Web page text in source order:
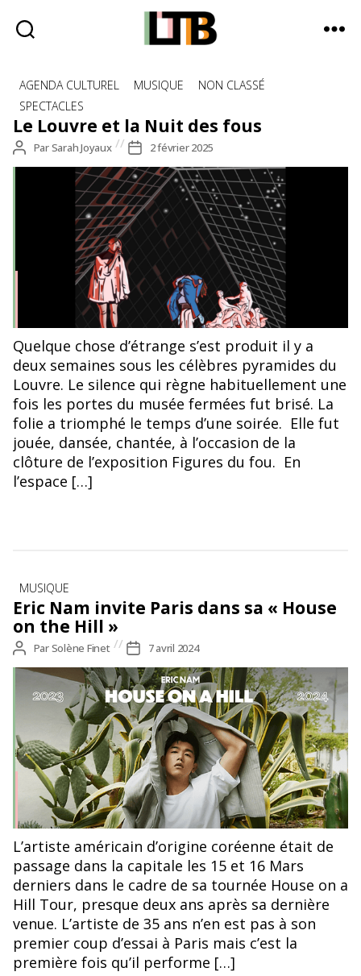
Tote
-
Média
d'information
quotidienne
Catégories
AGENDA CULTUREL MUSIQUE
NON CLASSÉ
SPECTACLES
Le Louvre et la Nuit des fous
Auteur
de
ParSarah Joyaux
Date
de
l’article
2 février 2025
©Axelle Orlando
Quelque chose d’étrange s’est produit il y a
deux semaines sous les célèbres pyramides du
Louvre. Le silence qui règne habituellement une
fois les portes du musée fermées fut brisé. La
folie a triomphé le temps d’une soirée. Elle fut
jouée, dansée, chantée, à l’occasion de la
clôture de l’exposition Figures du fou. En
l’espace […]
Catégories
MUSIQUE
Eric Nam invite Paris dans sa « House
on the Hill »
Auteur
de
ParSolène Finet
Date
de
l’article
7 avril 2024
L’artiste américain d’origine coréenne était de
passage dans la capitale les 15 et 16 Mars
derniers dans le cadre de sa tournée House on a
Hill Tour, presque deux ans après sa dernière
venue. L’artiste de 35 ans n’en est pas à son
premier coup d’essai à Paris mais c’est la
première fois qu’il performe […]